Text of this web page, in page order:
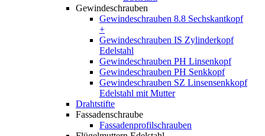
Gewindeschrauben
Gewindeschrauben 8.8 Sechskantkopf
+
Gewindeschrauben IS Zylinderkopf
Edelstahl
Gewindeschrauben PH Linsenkopf
Gewindeschrauben PH Senkkopf
Gewindeschrauben SZ Linsensenkkopf
Edelstahl mit Mutter
Drahtstifte
Fassadenschraube
Fassadenprofilschrauben